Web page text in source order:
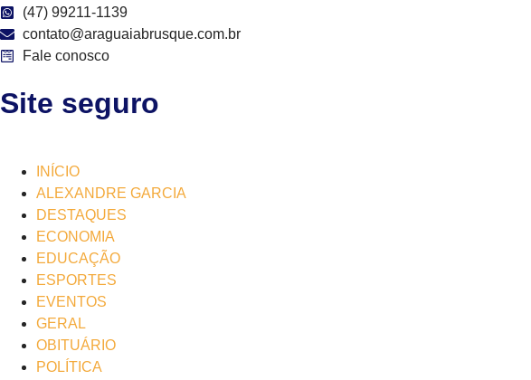
(47) 99211-1139
contato@araguaiabrusque.com.br
Fale conosco
Site seguro
INÍCIO
ALEXANDRE GARCIA
DESTAQUES
ECONOMIA
EDUCAÇÃO
ESPORTES
EVENTOS
GERAL
OBITUÁRIO
POLÍTICA